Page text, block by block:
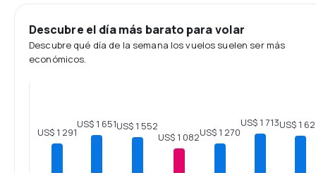
Descubre el día más barato para volar
Descubre qué día de la semana los vuelos suelen ser más
económicos.
US$ 1 291
US$ 1 651US$ 1 552
US$ 1 082US$ 1 270
US$ 1 713US$ 1